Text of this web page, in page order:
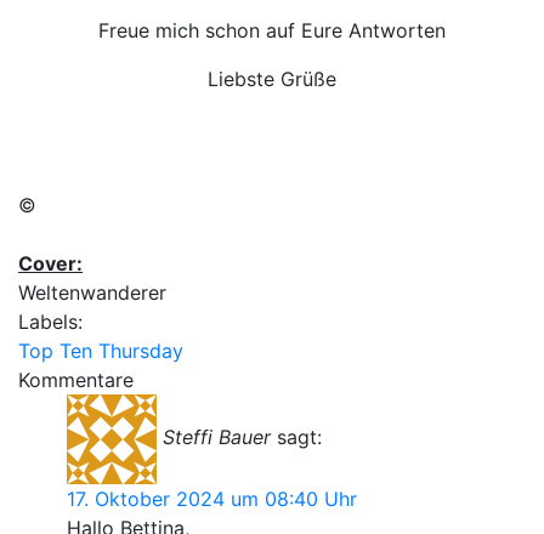
Freue mich schon auf Eure Antworten
Liebste Grüße
©
Cover:
Weltenwanderer
Labels:
Top Ten Thursday
Kommentare
Steffi Bauer sagt:
17. Oktober 2024 um 08:40 Uhr
Hallo Bettina,